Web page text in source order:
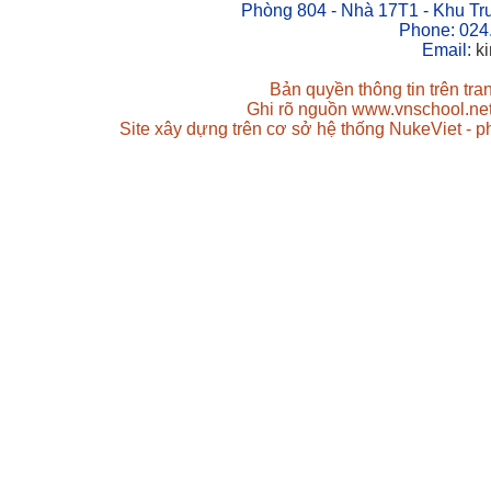
Phòng 804 - Nhà 17T1 - Khu
Phone:
Email:
Bản quyền thông tin trên
Ghi rõ nguồn
Site xây dựng trên cơ sở hệ thống NukeViet -